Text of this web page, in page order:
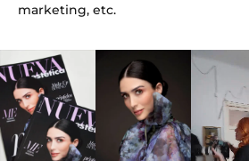
marketing, etc.